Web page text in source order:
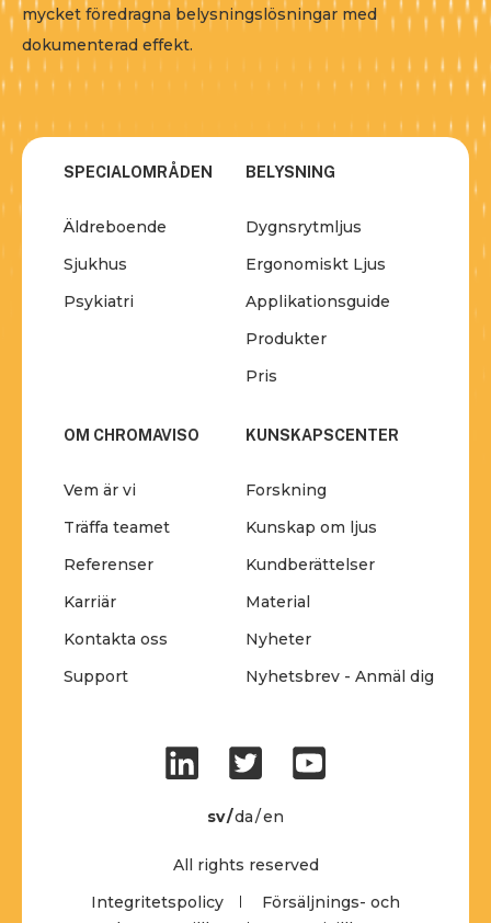
mycket föredragna belysningslösningar med
dokumenterad effekt.
SPECIALOMRÅDEN
Äldreboende
Sjukhus
Psykiatri
BELYSNING
Dygnsrytmljus
Ergonomiskt Ljus
Applikationsguide
Produkter
Pris
OM CHROMAVISO
Vem är vi
Träffa teamet
Referenser
Karriär
Kontakta oss
Support
KUNSKAPSCENTER
Forskning
Kunskap om ljus
Kundberättelser
Material
Nyheter
Nyhetsbrev - Anmäl dig
sv da en
All rights reserved
Integritetspolicy
Försäljnings- och